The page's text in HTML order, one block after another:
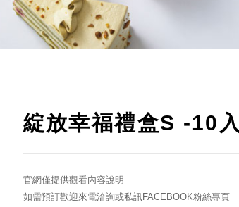
綻放幸福禮盒S -10入
官網僅提供觀看內容說明
如需預訂歡迎來電洽詢或私訊FACEBOOK粉絲專頁